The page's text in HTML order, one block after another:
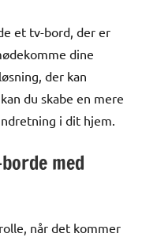
et tv-bord, der er
dine
der kan
du skabe en mere
i dit hjem.
med
når det kommer